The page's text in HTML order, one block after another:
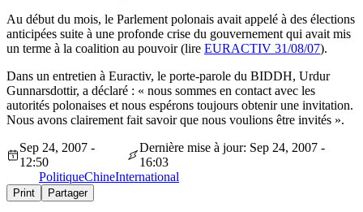
Au début du mois, le Parlement polonais avait appelé à des élections
anticipées suite à une profonde crise du gouvernement qui avait mis
un terme à la coalition au pouvoir (lire EURACTIV 31/08/07).
Dans un entretien à Euractiv, le porte-parole du BIDDH, Urdur
Gunnarsdottir, a déclaré : « nous sommes en contact avec les
autorités polonaises et nous espérons toujours obtenir une invitation.
Nous avons clairement fait savoir que nous voulions être invités ».
Sep 24, 2007 -
12:50
Dernière mise à jour: Sep 24, 2007 -
16:03
PolitiqueChineInternational
Print Partager